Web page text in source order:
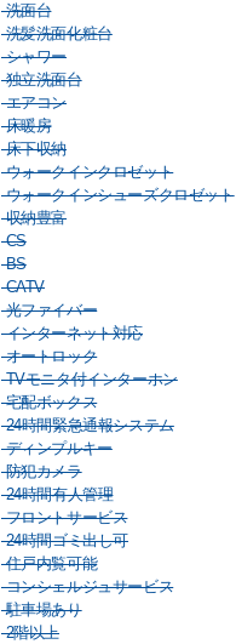
洗面台
洗髪洗面化粧台
シャワー
独立洗面台
エアコン
床暖房
床下収納
ウォークインクロゼット
ウォークインシューズクロゼット
収納豊富
CS
BS
CATV
光ファイバー
インターネット対応
オートロック
TVモニタ付インターホン
宅配ボックス
24時間緊急通報システム
ディンプルキー
防犯カメラ
24時間有人管理
フロントサービス
24時間ゴミ出し可
住戸内覧可能
コンシェルジュサービス
駐車場あり
2階以上